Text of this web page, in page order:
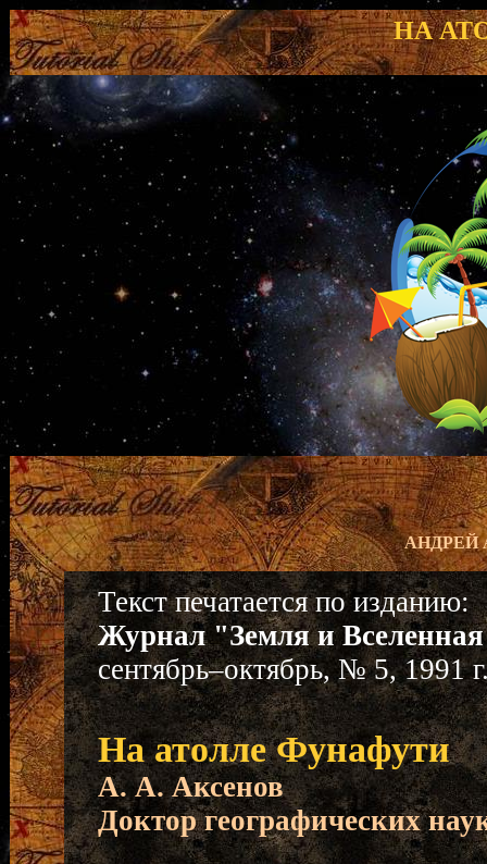
НА
АНДРЕЙ
Текст печатается по изданию:
Журнал "Земля и
сентябрь–октябрь, № 5, 1991
На атолле Фунафути
А. А. Аксенов
Доктор географических